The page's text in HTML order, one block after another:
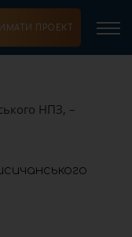
ПРОЕКТ
НПЗ, –